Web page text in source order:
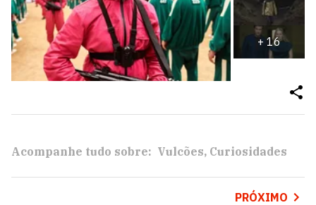
+ 16
Acompanhe tudo sobre: Vulcões Curiosidades
PRÓXIMO